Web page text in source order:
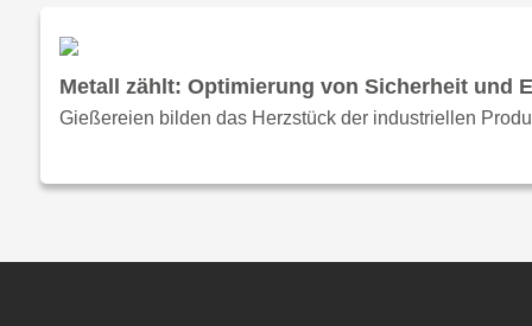
Metall zählt: Optimierung von Sicherheit und
Gießereien bilden das Herzstück der industriellen